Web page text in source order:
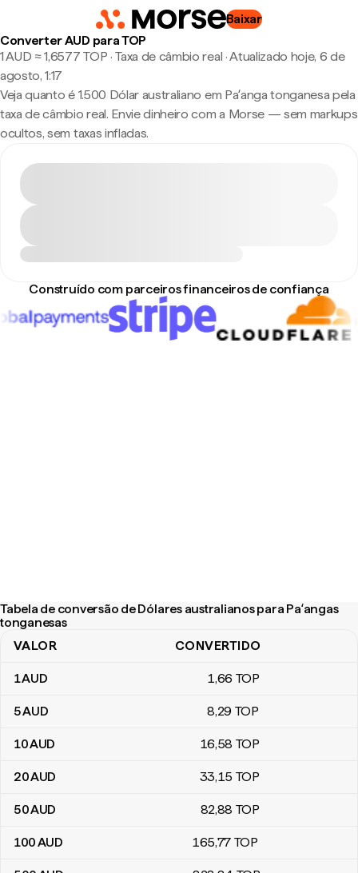
Baixar
Converter AUD para TOP
1 AUD ≈ 1,6577 TOP · Taxa de câmbio real ·Atualizado hoje, 6 de
agosto, 1:17
Veja quanto é 1.500 Dólar australiano em Paʻanga tonganesa pela
taxa de câmbio real. Envie dinheiro com a Morse — sem markups
ocultos, sem taxas infladas.
Construído com parceiros financeiros de confiança
Tabela de conversão de Dólares australianos para Paʻangas
tonganesas
Tabela de conversão de Dólares australianos para Paʻangas
VALOR CONVERTIDO
1AUD 1,66 TOP
5AUD 8,29 TOP
10AUD 16,58 TOP
20AUD 33,15 TOP
50AUD 82,88 TOP
100AUD 165,77 TOP